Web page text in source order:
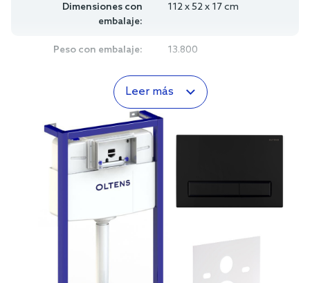
Dimensiones con
embalaje:
112 x 52 x 17 cm
Peso con embalaje: 13.800
Leer más